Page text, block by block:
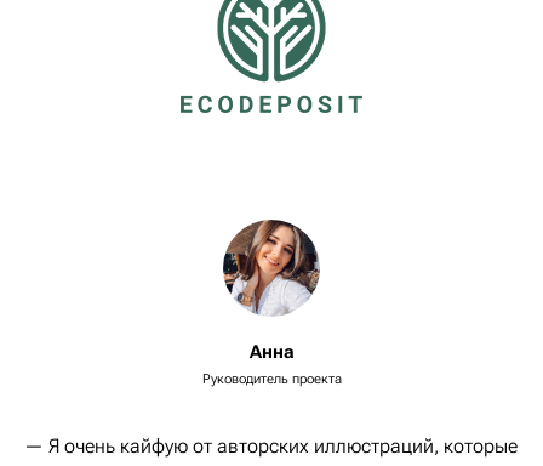
Анна
Руководитель проекта
— Я очень кайфую от авторских иллюстраций, которые